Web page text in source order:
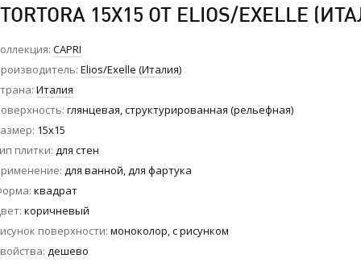
15X15 ОТ ELIOS/EXELLE
CAPRI
Elios/Exelle (Италия)
Италия
глянцевая, структурированная (рельефная)
15x15
плитки для стен
для ванной, для фартука
квадрат
коричневый
поверхности моноколор, с рисунком
дешево